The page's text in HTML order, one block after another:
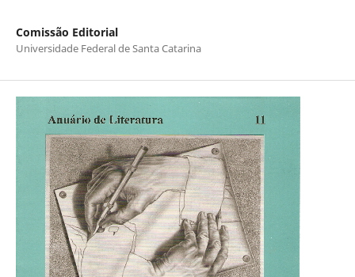
Comissão Editorial
Universidade Federal de Santa Catarina